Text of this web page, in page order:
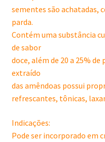
sementes são achatadas,
parda.
Contém uma substância
de sabor
doce, além de 20 a 25%
extraído
das amêndoas possui
refrescantes, tônicas,
Indicações:
Pode ser incorporado em